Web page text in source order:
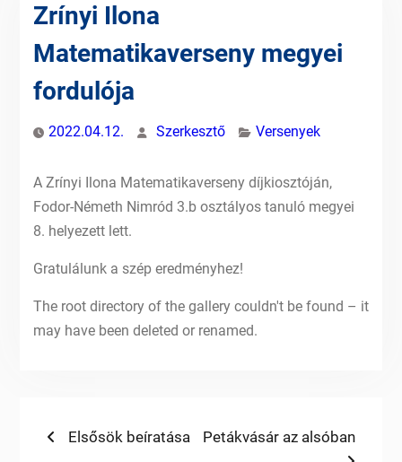
Zrínyi Ilona
Matematikaverseny megyei
fordulója
2022.04.12. Szerkesztő Versenyek
A Zrínyi Ilona Matematikaverseny díjkiosztóján,
Fodor-Németh Nimród 3.b osztályos tanuló megyei
8. helyezett lett.
Gratulálunk a szép eredményhez!
The root directory of the gallery couldn't be found – it
may have been deleted or renamed.
Bejegyzés
Previous
Elsősök beíratása
Next
Petákvásár az alsóban